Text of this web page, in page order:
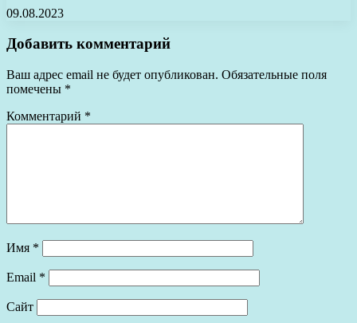
09.08.2023
Добавить комментарий
Ваш адрес email не будет опубликован. Обязательные поля
помечены *
Комментарий *
Имя *
Email *
Сайт